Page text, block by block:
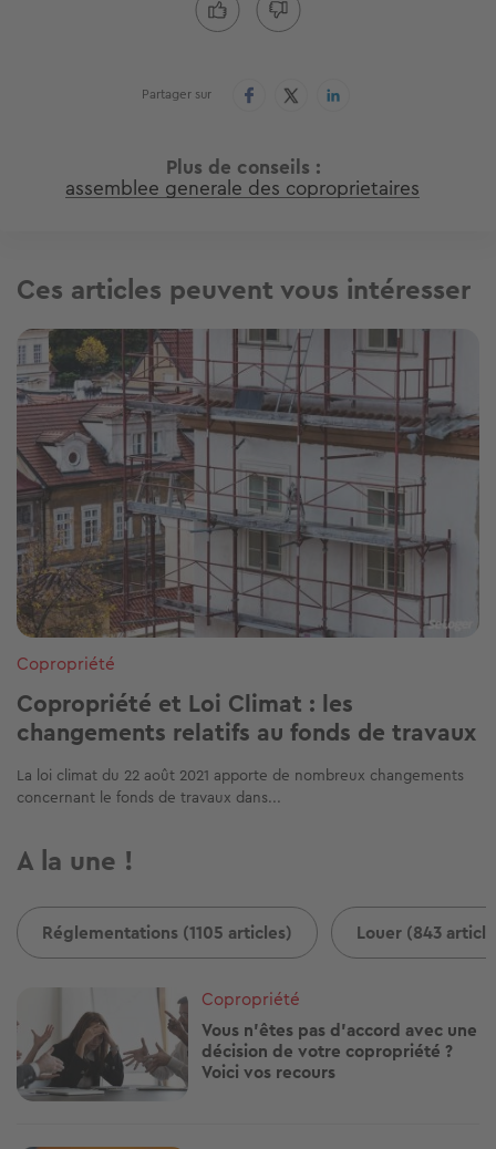
Partager sur
Plus de conseils
assemblee generale des coproprietaires
Ces articles peuvent vous intéresser
Image
Copropriété
Copropriété et Loi Climat : les
changements relatifs au fonds de travaux
La loi climat du 22 août 2021 apporte de nombreux changements
concernant le fonds de travaux dans...
A la une !
Réglementations (1105 articles) Louer (843
Copropriété
Vous n'êtes pas d'accord avec une
décision de votre copropriété ?
Voici vos recours